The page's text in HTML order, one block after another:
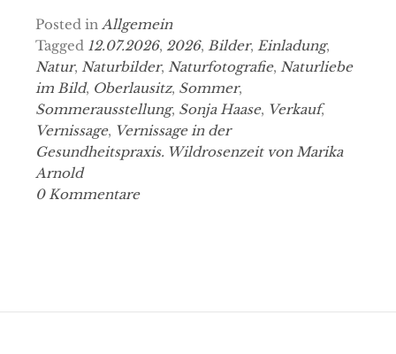
Posted in Allgemein
Tagged 12.07.2026, 2026, Bilder, Einladung,
Natur, Naturbilder, Naturfotografie, Naturliebe
im Bild, Oberlausitz, Sommer,
Sommerausstellung, Sonja Haase, Verkauf,
Vernissage, Vernissage in der
Gesundheitspraxis. Wildrosenzeit von Marika
Arnold
0 Kommentare